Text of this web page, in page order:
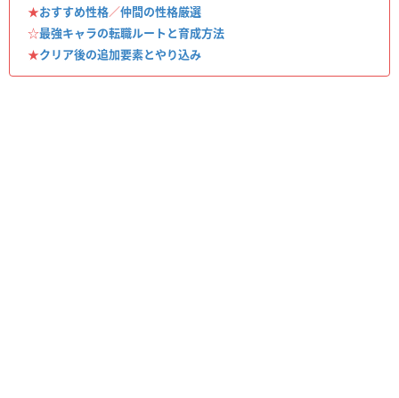
★おすすめ性格／仲間の性格厳選
☆最強キャラの転職ルートと育成方法
★クリア後の追加要素とやり込み